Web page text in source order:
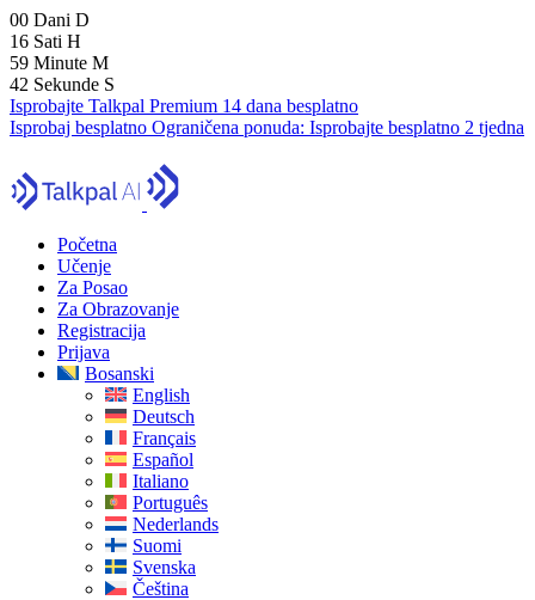
00 Dani D
16 Sati H
59 Minute M
41 Sekunde S
Isprobajte Talkpal Premium 14 dana besplatno
Isprobaj besplatno Ograničena ponuda: Isprobajte besplatno 2 tjedna
Početna
Učenje
Za Posao
Za Obrazovanje
Registracija
Prijava
Bosanski
English
Deutsch
Français
Español
Italiano
Português
Nederlands
Suomi
Svenska
Čeština